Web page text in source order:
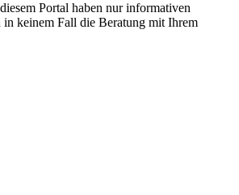
Portal haben nur informativen
in keinem Fall die Beratung mit Ihrem